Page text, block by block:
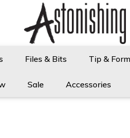
Files & Bits Tip &
Sale Accessories